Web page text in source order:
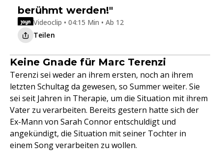
berühmt werden!"
Videoclip • 04:15 Min • Ab 12
Teilen
Keine Gnade für Marc Terenzi
Terenzi sei weder an ihrem ersten, noch an ihrem
letzten Schultag da gewesen, so Summer weiter. Sie
sei seit Jahren in Therapie, um die Situation mit ihrem
Vater zu verarbeiten. Bereits gestern hatte sich der
Ex-Mann von Sarah Connor entschuldigt und
angekündigt, die Situation mit seiner Tochter in
einem Song verarbeiten zu wollen.